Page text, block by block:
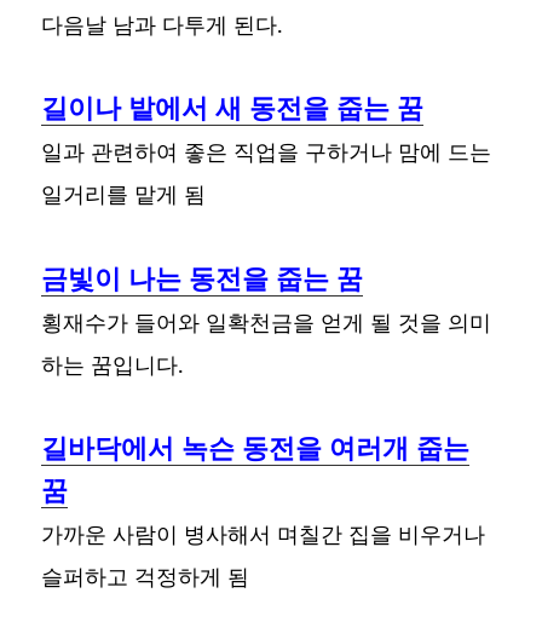
다음날 남과 다투게 된다.
길이나 밭에서 새 동전을 줍는 꿈
일과 관련하여 좋은 직업을 구하거나 맘에 드는
일거리를 맡게 됨
금빛이 나는 동전을 줍는 꿈
횡재수가 들어와 일확천금을 얻게 될 것을 의미
하는 꿈입니다.
길바닥에서 녹슨 동전을 여러개 줍는
꿈
가까운 사람이 병사해서 며칠간 집을 비우거나
슬퍼하고 걱정하게 됨